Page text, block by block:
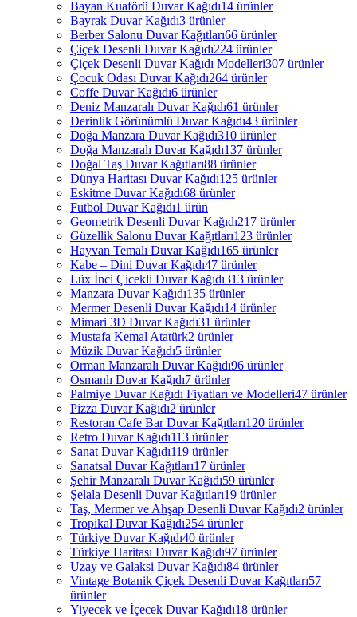
Bayan Kuaförü Duvar Kağıdı14 ürünler
Bayrak Duvar Kağıdı3 ürünler
Berber Salonu Duvar Kağıtları66 ürünler
Çiçek Desenli Duvar Kağıdı224 ürünler
Çiçek Desenli Duvar Kağıdı Modelleri307 ürünler
Çocuk Odası Duvar Kağıdı264 ürünler
Coffe Duvar Kağıdı6 ürünler
Deniz Manzaralı Duvar Kağıdı61 ürünler
Derinlik Görünümlü Duvar Kağıdı43 ürünler
Doğa Manzara Duvar Kağıdı310 ürünler
Doğa Manzaralı Duvar Kağıdı137 ürünler
Doğal Taş Duvar Kağıtları88 ürünler
Dünya Haritası Duvar Kağıdı125 ürünler
Eskitme Duvar Kağıdı68 ürünler
Futbol Duvar Kağıdı1 ürün
Geometrik Desenli Duvar Kağıdı217 ürünler
Güzellik Salonu Duvar Kağıtları123 ürünler
Hayvan Temalı Duvar Kağıdı165 ürünler
Kabe – Dini Duvar Kağıdı47 ürünler
Lüx İnci Çicekli Duvar Kağıdı313 ürünler
Manzara Duvar Kağıdı135 ürünler
Mermer Desenli Duvar Kağıdı14 ürünler
Mimari 3D Duvar Kağıdı31 ürünler
Mustafa Kemal Atatürk2 ürünler
Müzik Duvar Kağıdı5 ürünler
Orman Manzaralı Duvar Kağıdı96 ürünler
Osmanlı Duvar Kağıdı7 ürünler
Palmiye Duvar Kağıdı Fiyatları ve Modelleri47 ürünler
Pizza Duvar Kağıdı2 ürünler
Restoran Cafe Bar Duvar Kağıtları120 ürünler
Retro Duvar Kağıdı113 ürünler
Sanat Duvar Kağıdı119 ürünler
Sanatsal Duvar Kağıtları17 ürünler
Şehir Manzaralı Duvar Kağıdı59 ürünler
Şelala Desenli Duvar Kağıtları19 ürünler
Taş, Mermer ve Ahşap Desenli Duvar Kağıdı2 ürünler
Tropikal Duvar Kağıdı254 ürünler
Türkiye Duvar Kağıdı40 ürünler
Türkiye Haritası Duvar Kağıdı97 ürünler
Uzay ve Galaksi Duvar Kağıdı84 ürünler
Vintage Botanik Çiçek Desenli Duvar Kağıtları57
ürünler
Yiyecek ve İçecek Duvar Kağıdı18 ürünler